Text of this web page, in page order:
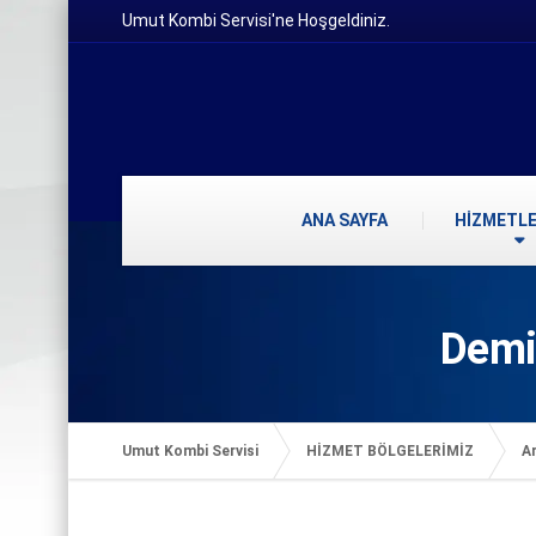
Umut Kombi Servisi'ne Hoşgeldiniz.
ANA SAYFA
Umut Kombi Servisi HİZMET BÖLGELERİMİZ